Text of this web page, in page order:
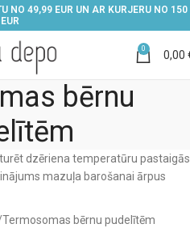
NO 49,99 EUR UN AR KURJERU NO 150
EUR
0 0,00
bērnu
dzēriena temperatūru pastaigās
mazuļa barošanai ārpus
Termosomas bērnu pudelītēm